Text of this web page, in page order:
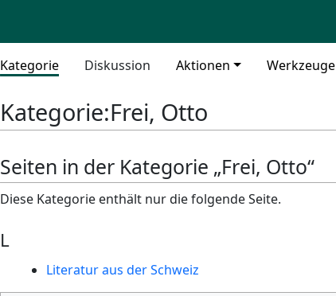
Kategorie Diskussion Aktionen Werkzeuge
Kategorie:Frei, Otto
Seiten in der Kategorie „Frei, Otto“
Diese Kategorie enthält nur die folgende Seite.
L
Literatur aus der Schweiz